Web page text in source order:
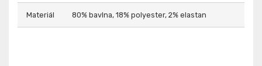
Materiál 80% bavlna, 18% polyester, 2% elastan